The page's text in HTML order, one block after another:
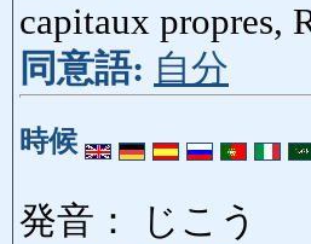
capitaux propres,
同意語: 自分
時候
発音： じこう